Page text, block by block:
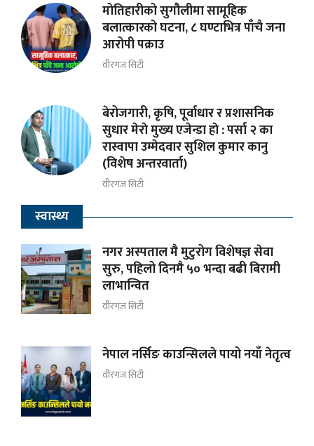
मोतिहारीको सुगौलीमा सामूहिक
बलात्कारको घटना, ८ घण्टाभित्र पाँचै जना
आरोपी पक्राउ
वीरगंज सिटी
बेरोजगारी, कृषि, पूर्वाधार र प्रशासनिक
सुधार मेराे मुख्य एजेन्डा हाे : पर्सा २ का
रास्वापा उम्मेदवार सुशिल कुमार कानु
(विशेष अन्तरवार्ता)
वीरगंज सिटी
स्वास्थ्य
नगर अस्पताल मै मुटुरोग विशेषज्ञ सेवा
सुरु, पहिलो दिनमै ५० भन्दा बढी बिरामी
लाभान्वित
वीरगंज सिटी
नेपाल नर्सिङ काउन्सिलले पायो नयाँ नेतृत्व
वीरगंज सिटी